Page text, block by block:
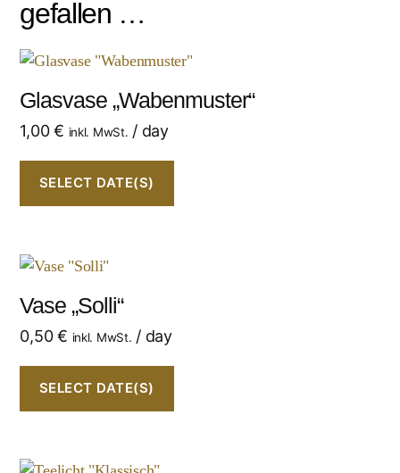
gefallen …
Glasvase „Wabenmuster“
1,00€ inkl. MwSt. / day
SELECT DATE(S)
Vase „Solli“
0,50€ inkl. MwSt. / day
SELECT DATE(S)